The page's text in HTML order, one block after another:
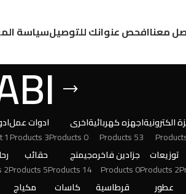
معناافحص عنوانك للتوصيلسياسة
الكترونيةاجهزه كهربائية
53 Products
اخرى
0 Products
ادوات عمل
3 Products
1 Product
توزيعات
2 Products
جزادين فاخره
0 Products
جيمنج
14 Products
حقائب
5 Products
2 Products
عطور
قرطاسية
كاسات
مكياج